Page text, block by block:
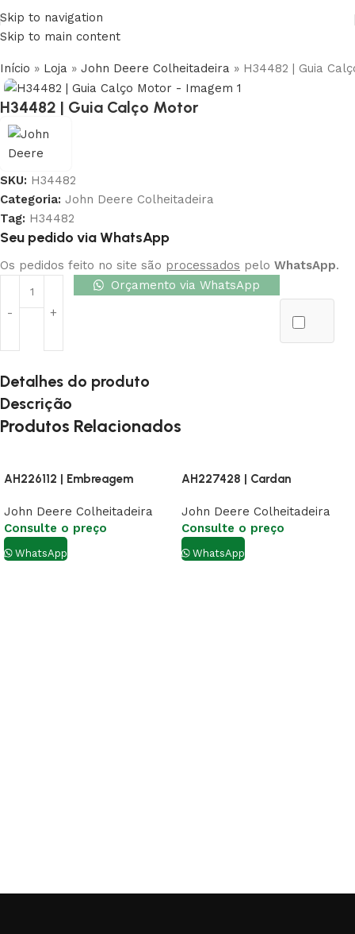
Skip to navigation
Skip to main content
Início » Loja » John Deere Colheitadeira » H34482 | Guia
H34482 | Guia Calço Motor
SKU: H34482
Categoria: John Deere Colheitadeira
Tag: H34482
Seu pedido via WhatsApp
Os pedidos feito no site são processados pelo WhatsApp.
Orçamento via WhatsApp
Detalhes do produto
Descrição
Produtos Relacionados
AH226112 | Embreagem
John Deere Colheitadeira
Consulte o preço
WhatsApp
AH227428 | Cardan
John Deere Colheitadeira
Consulte o preço
WhatsApp